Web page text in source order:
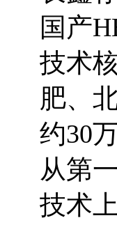
国产
技术
肥、
约30
从第
技术